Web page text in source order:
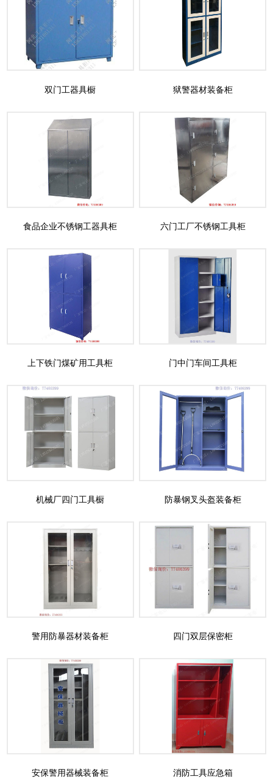
双门工器具橱 狱警器材装备柜
食品企业不锈钢工器具柜 六门工厂不锈钢工具柜
上下铁门煤矿用工具柜 门中门车间工具柜
机械厂四门工具橱 防暴钢叉头盔装备柜
警用防暴器材装备柜 四门双层保密柜
安保警用器械装备柜 消防工具应急箱